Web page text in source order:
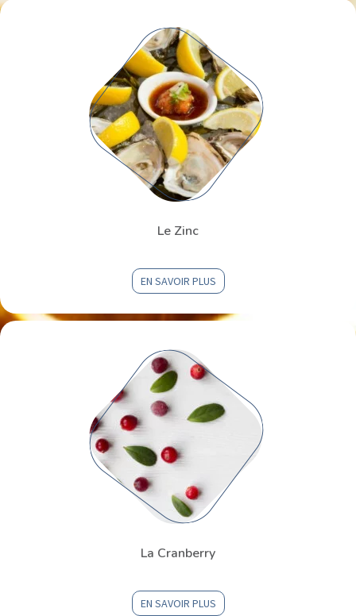
Le Zinc
EN SAVOIR PLUS
La Cranberry
EN SAVOIR PLUS